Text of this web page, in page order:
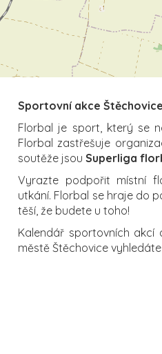
Sportovní akce
Florbal je sport, který se
Florbal zastřešuje
soutěže jsou Superliga
Vyrazte podpořit místní
utkání. Florbal se hraje do
těší, že budete u toho!
Kalendář sportovních
městě Štěchovice